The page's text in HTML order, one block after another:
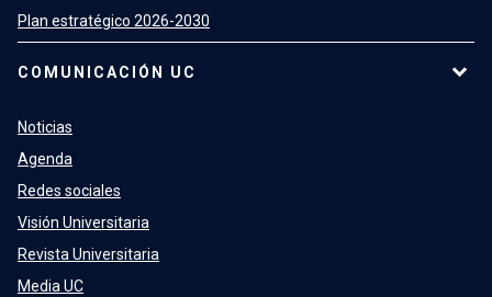
Plan estratégico 2026-2030
COMUNICACIÓN UC
Noticias
Agenda
Redes sociales
Visión Universitaria
Revista Universitaria
Media UC